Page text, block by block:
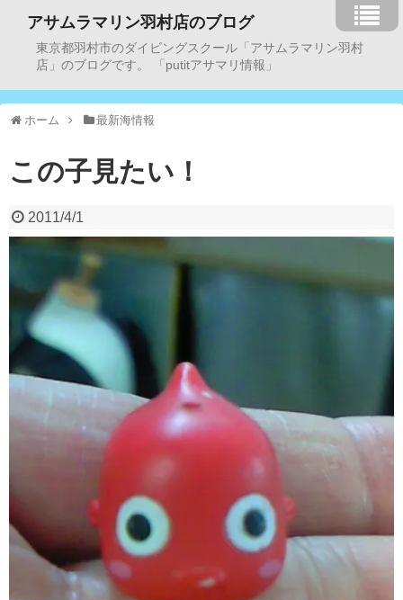
アサムラマリン羽村店のブログ
東京都羽村市のダイビングスクール「アサムラマリン羽村
店」のブログです。 「putitアサマリ情報」
ホーム 最新海情報
この子見たい！
2011/4/1